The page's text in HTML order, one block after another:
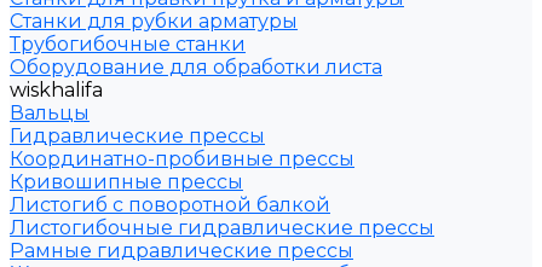
Станки для рубки арматуры
Трубогибочные станки
Оборудование для обработки листа
wiskhalifa
Вальцы
Гидравлические прессы
Координатно-пробивные прессы
Кривошипные прессы
Листогиб с поворотной балкой
Листогибочные гидравлические прессы
Рамные гидравлические прессы